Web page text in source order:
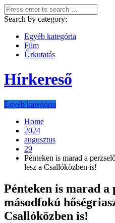
Search by category:
Egyéb kategória
Film
Űrkutatás
Hírkereső
Egyéb kategória
Home
2024
augusztus
29
Pénteken is marad a
lesz a Csallóközben is!
Pénteken is marad a
másodfokú
Csallóközben is!